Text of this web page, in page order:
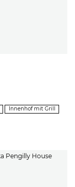
Innenhof mit Grill